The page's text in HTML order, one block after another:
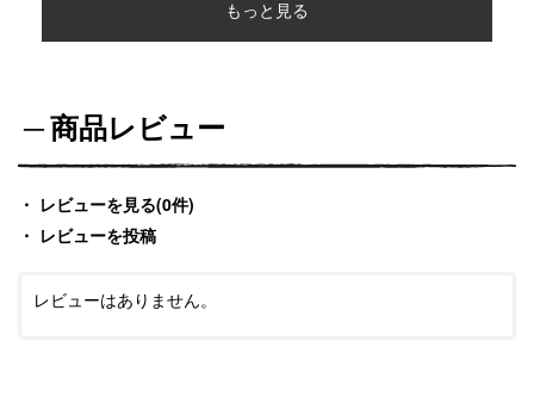
もっと見る
商品レビュー
レビューを見る(0件)
レビューを投稿
レビューはありません。